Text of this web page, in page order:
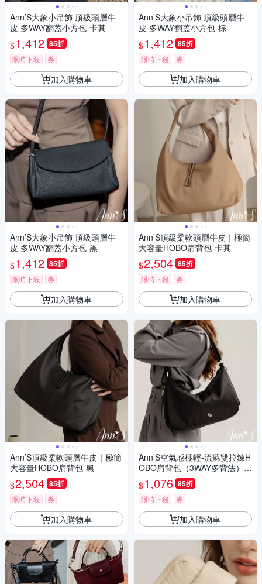
Ann’S大象小吊飾 頂級頭層牛
皮 多WAY翻蓋小方包-卡其
$1,412 85折
限時下殺 券
加入購物車
Ann’S大象小吊飾 頂級頭層牛
皮 多WAY翻蓋小方包-黑
$1,412 85折
限時下殺 券
加入購物車
Ann’S頂級柔軟頭層牛皮｜極簡
大容量HOBO肩背包-黑
$2,504 85折
限時下殺 券
加入購物車
Ann’S大象小吊飾 頂級頭層牛
皮 多WAY翻蓋小方包-棕
$1,412 85折
限時下殺 券
加入購物車
Ann’S頂級柔軟頭層牛皮｜極簡
大容量HOBO肩背包-卡其
$2,504 85折
限時下殺 券
加入購物車
Ann’S空氣感極輕-流蘇雙拉鍊H
OBO肩背包（3WAY多背法）-
黑
$1,076 85折
限時下殺 券
加入購物車